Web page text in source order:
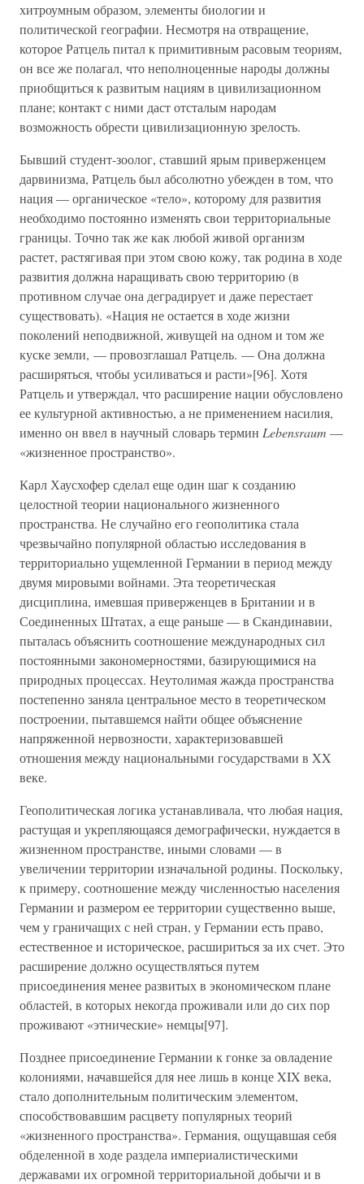
хитроумным образом, элементы биологии и
политической географии. Несмотря на отвращение,
которое Ратцель питал к примитивным расовым теориям,
он все же полагал, что неполноценные народы должны
приобщиться к развитым нациям в цивилизационном
плане; контакт с ними даст отсталым народам
возможность обрести цивилизационную зрелость.
Бывший студент-зоолог, ставший ярым приверженцем
дарвинизма, Ратцель был абсолютно убежден в том, что
нация — органическое «тело», которому для развития
необходимо постоянно изменять свои территориальные
границы. Точно так же как любой живой организм
растет, растягивая при этом свою кожу, так родина в ходе
развития должна наращивать свою территорию (в
противном случае она деградирует и даже перестает
существовать). «Нация не остается в ходе жизни
поколений неподвижной, живущей на одном и том же
куске земли, — провозглашал Ратцель. — Она должна
расширяться, чтобы усиливаться и расти»[96]. Хотя
Ратцель и утверждал, что расширение нации обусловлено
ее культурной активностью, а не применением насилия,
именно он ввел в научный словарь термин Lebensraum —
«жизненное пространство».
Карл Хаусхофер сделал еще один шаг к созданию
целостной теории национального жизненного
пространства. Не случайно его геополитика стала
чрезвычайно популярной областью исследования в
территориально ущемленной Германии в период между
двумя мировыми войнами. Эта теоретическая
дисциплина, имевшая приверженцев в Британии и в
Соединенных Штатах, а еще раньше — в Скандинавии,
пыталась объяснить соотношение международных сил
постоянными закономерностями, базирующимися на
природных процессах. Неутолимая жажда пространства
постепенно заняла центральное место в теоретическом
построении, пытавшемся найти общее объяснение
напряженной нервозности, характеризовавшей
отношения между национальными государствами в XX
веке.
Геополитическая логика устанавливала, что любая нация,
растущая и укрепляющаяся демографически, нуждается в
жизненном пространстве, иными словами — в
увеличении территории изначальной родины. Поскольку,
к примеру, соотношение между численностью населения
Германии и размером ее территории существенно выше,
чем у граничащих с ней стран, у Германии есть право,
естественное и историческое, расшириться за их счет. Это
расширение должно осуществляться путем
присоединения менее развитых в экономическом плане
областей, в которых некогда проживали или до сих пор
проживают «этнические» немцы[97].
Позднее присоединение Германии к гонке за овладение
колониями, начавшейся для нее лишь в конце XIX века,
стало дополнительным политическим элементом,
способствовавшим расцвету популярных теорий
«жизненного пространства». Германия, ощущавшая себя
обделенной в ходе раздела империалистическими
державами их огромной территориальной добычи и в